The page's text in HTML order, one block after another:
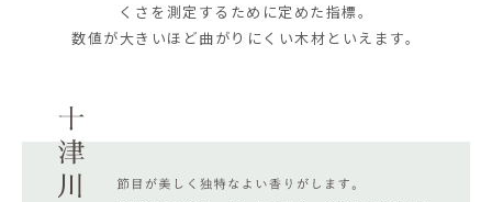
くさを測定するために定めた指標。
数値が大きいほど曲がりにくい木材といえます。